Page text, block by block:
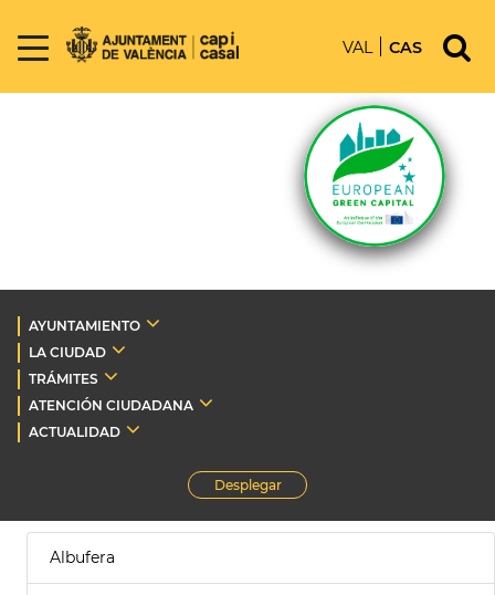
VAL CAS
AYUNTAMIENTO
LA CIUDAD
TRÁMITES
ATENCIÓN CIUDADANA
ACTUALIDAD
Desplegar
Albufera